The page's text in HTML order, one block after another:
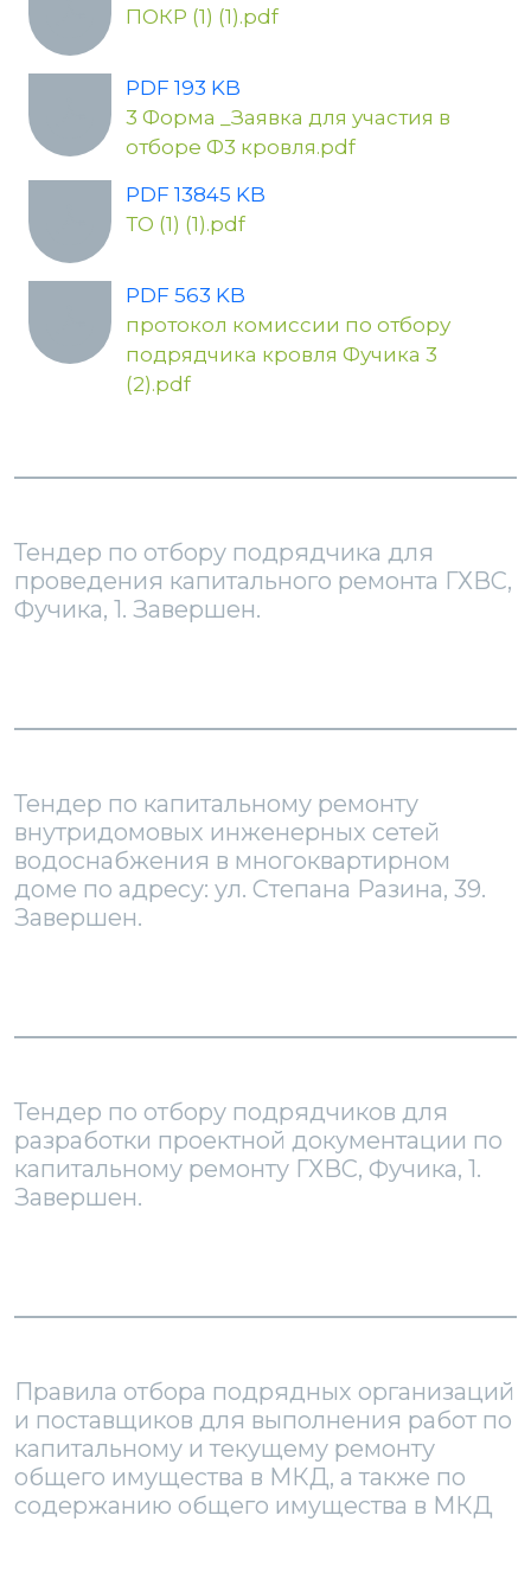
ПОКР (1) (1).pdf
PDF 193 KB
3 Форма _Заявка для участия в
отборе Ф3 кровля.pdf
PDF 13845 KB
ТО (1) (1).pdf
PDF 563 KB
протокол комиссии по отбору
подрядчика кровля Фучика 3
(2).pdf
Тендер по отбору подрядчика для
проведения капитального ремонта ГХВС,
Фучика, 1. Завершен.
Тендер по капитальному ремонту
внутридомовых инженерных сетей
водоснабжения в многоквартирном
доме по адресу: ул. Степана Разина, 39.
Завершен.
Тендер по отбору подрядчиков для
разработки проектной документации по
капитальному ремонту ГХВС, Фучика, 1.
Завершен.
Правила отбора подрядных организаций
и поставщиков для выполнения работ по
капитальному и текущему ремонту
общего имущества в МКД, а также по
содержанию общего имущества в МКД